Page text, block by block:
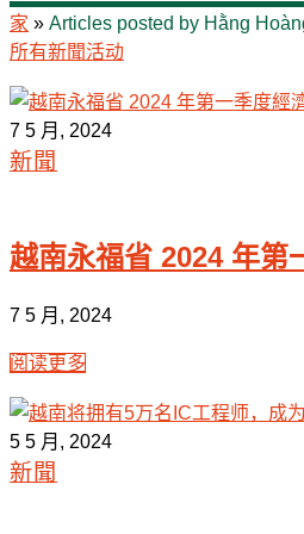
家 » Articles posted by Hằng
所有新聞活动
7 5 月, 2024
新聞
越南永福省 2024 年第
7 5 月, 2024
阅读更多
5 5 月, 2024
新聞